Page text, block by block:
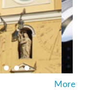
More